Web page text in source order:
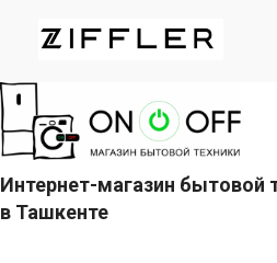
Интернет-магазин бытовой
в Ташкенте